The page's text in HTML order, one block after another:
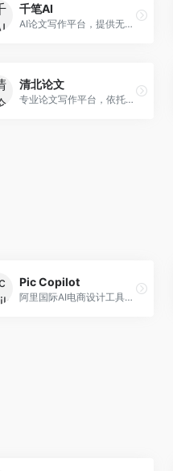
千笔AI
AI论文写作平台，提供无限改稿服务。面向高校学生和学术研究者，支持论文选题、大纲生成、内容撰写、查重修改等全流程服务，改稿次数不限，服务质量有保障。
清北论文
专业论文写作平台，依托高校学术资源。面向本科生和研究生，提供论文指导、写作辅助、查重检测等服务，学术规范性强，适合追求高质量论文的用户。
Pic Copilot
阿里国际AI电商设计工具，专注于跨境电商。面向跨境电商卖家，提供商品图优化、营销海报生成、多语言适配等服务，海外市场适配性强。